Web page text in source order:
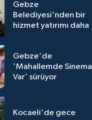
Gebze
Belediyesi'nden bir
hizmet yatırımı daha
Gebze'de
'Mahallemde Sinema
Var' sürüyor
Kocaeli'de gece